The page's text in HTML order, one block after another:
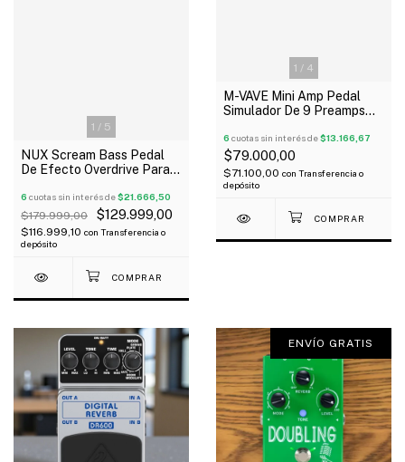
1 / 5
NUX Scream Bass Pedal
De Efecto Overdrive Para
6 cuotas sin interés de$21.666,50
$179.999,00 $129.999,00
$116.999,10 con Transferencia o
depósito
1 / 4
M-VAVE Mini Amp Pedal
Simulador De 9 Preamps
6 cuotas sin interés de$13.166,67
$79.000,00
$71.100,00 con Transferencia o
depósito
ENVÍO GRATIS